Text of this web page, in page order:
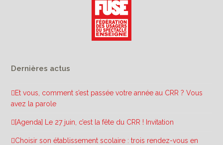
Dernières actus
Et vous, comment s’est passée votre année au CRR ? Vous
avez la parole
[Agenda] Le 27 juin, c’est la fête du CRR ! Invitation
Choisir son établissement scolaire : trois rendez-vous en